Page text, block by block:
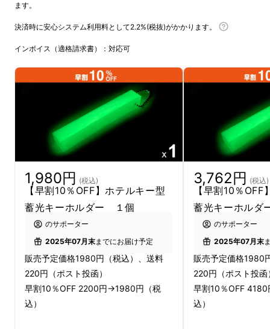
Makuakeでスタート販売した蓄光シリーズは
総計4000人以上の方から応援購入頂きまし
た、大好評の企画の第9弾になります。
ます。
決済時に安心システム利用料として2.2%(税抜)がかかります。
インボイス（適格請求書）：対応可
1,980円 (税込)
【早割10％OFF】ホテルキー型
蓄光キーホルダー １個
のサポーター
2025年07月末までにお届け予定
販売予定価格1980円（税込）、送料
220円（ポスト投函）
早割10％OFF 2200円→1980円（税
込）
3,762円 (税込)
【早割10％
蓄光キーホル
のサポーター
2025年07月末
販売予定価格1980
220円（ポスト投函
早割10％OFF
込）